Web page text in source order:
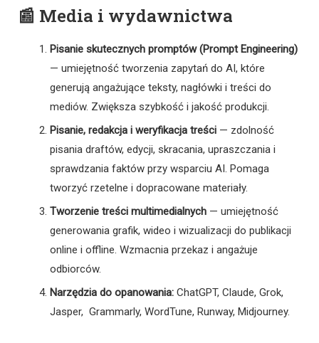
📰 Media i wydawnictwa
Pisanie skutecznych promptów (Prompt Engineering)
— umiejętność tworzenia zapytań do AI, które
generują angażujące teksty, nagłówki i treści do
mediów. Zwiększa szybkość i jakość produkcji.
Pisanie, redakcja i weryfikacja treści — zdolność
pisania draftów, edycji, skracania, upraszczania i
sprawdzania faktów przy wsparciu AI. Pomaga
tworzyć rzetelne i dopracowane materiały.
Tworzenie treści multimedialnych — umiejętność
generowania grafik, wideo i wizualizacji do publikacji
online i offline. Wzmacnia przekaz i angażuje
odbiorców.
Narzędzia do opanowania: ChatGPT, Claude, Grok,
Jasper, Grammarly, WordTune, Runway, Midjourney.